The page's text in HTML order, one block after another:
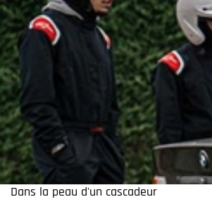
Dans la peau d'un cascadeur